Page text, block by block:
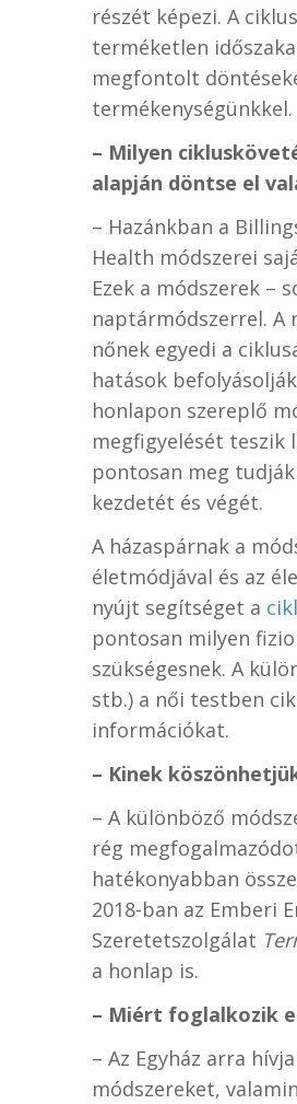
részét képezi. A
terméketlen
megfontolt
termékenységünkkel.
– Milyen
alapján döntse el
– Hazánkban a
Health módszerei
Ezek a módszerek –
naptármódszerrel. A
nőnek egyedi a
hatások
honlapon szereplő
megfigyelését teszik
pontosan meg
kezdetét és végét.
A házaspárnak a
életmódjával és az
nyújt segítséget a
pontosan milyen
szükségesnek. A
stb.) a női testben
információkat.
– Kinek
– A különböző
rég
hatékonyabban
2018-ban az Emberi
Szeretetszolgálat
a honlap is.
– Miért foglalkozik
– Az Egyház arra
módszereket,